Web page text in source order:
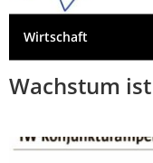
Wirtschaft
Wachstum